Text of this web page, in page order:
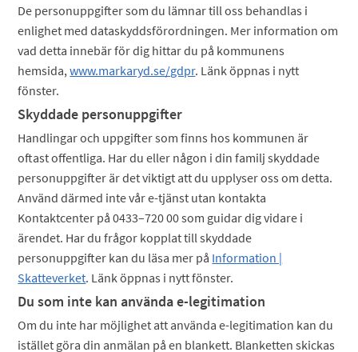
De personuppgifter som du lämnar till oss behandlas i
enlighet med dataskyddsförordningen. Mer information om
vad detta innebär för dig hittar du på kommunens
hemsida,www.markaryd.se/gdpr. Länk öppnas i nytt
fönster.
Skyddade personuppgifter
Handlingar och uppgifter som finns hos kommunen är
oftast offentliga. Har du eller någon i din familj skyddade
personuppgifter är det viktigt att du upplyser oss om detta.
Använd därmed inte vår e-tjänst utan kontakta
Kontaktcenter på 0433–720 00 som guidar dig vidare i
ärendet. Har du frågor kopplat till skyddade
personuppgifter kan du läsa mer på Information |
Skatteverket. Länk öppnas i nytt fönster.
Du som inte kan använda e-legitimation
Om du inte har möjlighet att använda e-legitimation kan du
istället göra din anmälan på en blankett. Blanketten skickas